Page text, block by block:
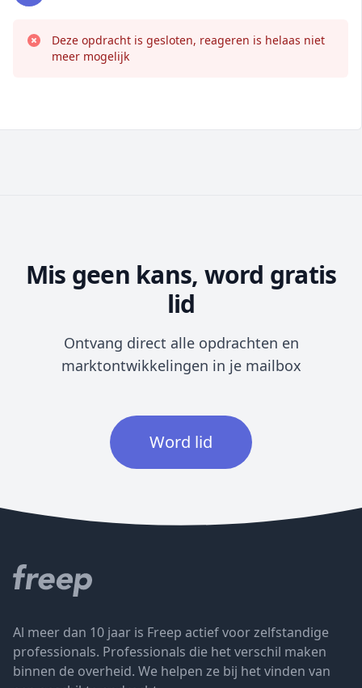
Deze opdracht is gesloten, reageren is helaas niet
meer mogelijk
Mis geen kans, word gratis
lid
Ontvang direct alle opdrachten en
marktontwikkelingen in je mailbox
Word lid
Al meer dan 10 jaar is Freep actief voor zelfstandige
professionals. Professionals die het verschil maken
binnen de overheid. We helpen ze bij het vinden van